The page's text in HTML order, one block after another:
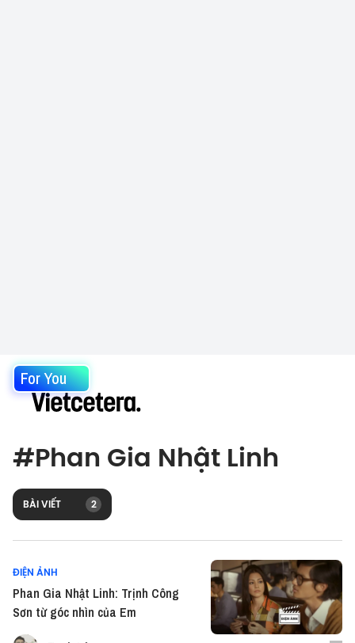
For You
#Phan Gia Nhật Linh
BÀI VIẾT 2
ĐIỆN ẢNH
Phan Gia Nhật Linh: Trịnh Công
Sơn từ góc nhìn của Em